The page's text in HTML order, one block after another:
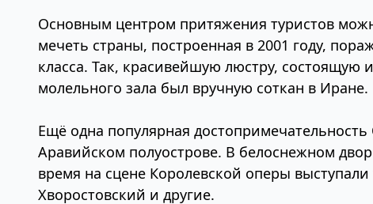
Основным центром притяжения туристов
мечеть страны, построенная в 2001 году,
класса. Так, красивейшую люстру, состоящую
молельного зала был вручную соткан в Иране.
Ещё одна популярная
Аравийском полуострове. В белоснежном
время на сцене Королевской оперы
Хворостовский и другие.